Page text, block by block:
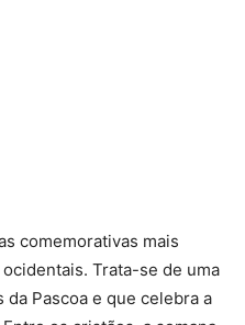
comemorativas mais
Trata-se de uma
Pascoa e que celebra a